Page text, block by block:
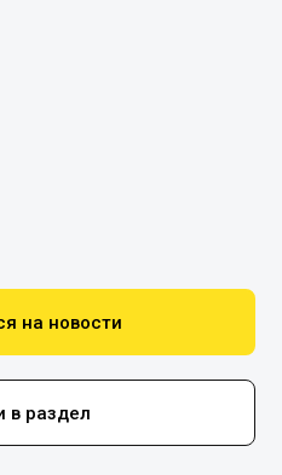
на новости
в раздел